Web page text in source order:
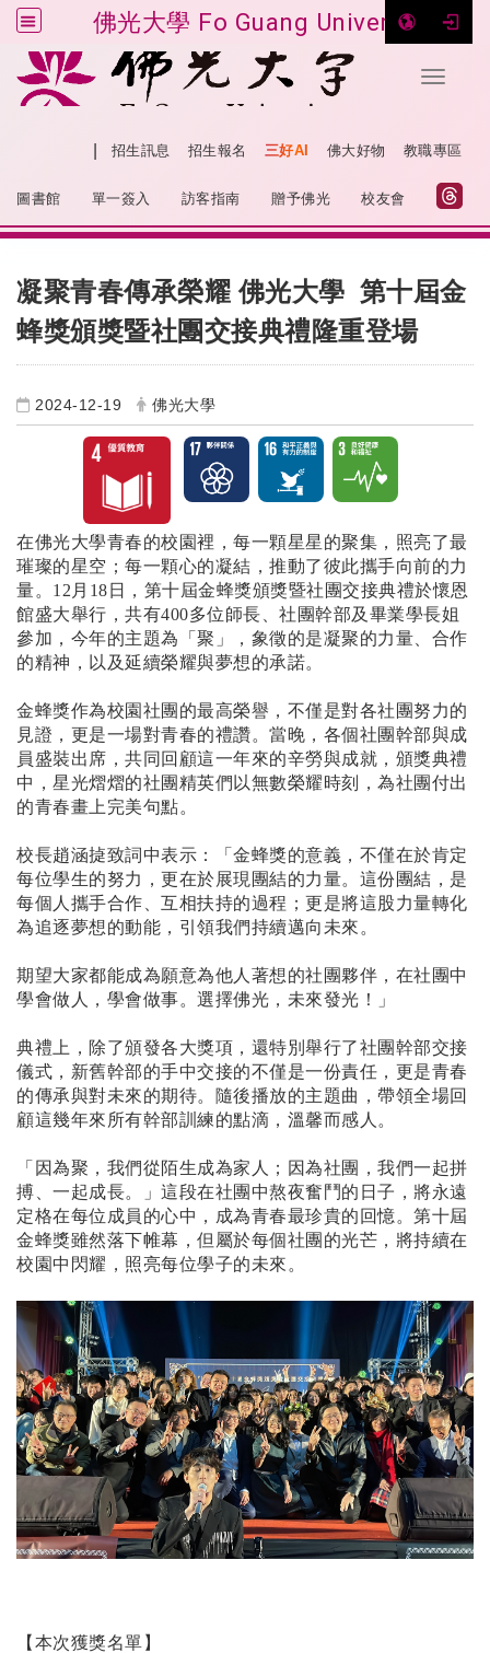
佛光大學 Fo Guang University
Toggle
跳到主要內容
招生訊息 招生報名 三好AI 佛大好物 教職專區
圖書館 單一簽入 訪客指南 贈予佛光 校友會
凝聚青春傳承榮耀 佛光大學 第十屆金
蜂獎頒獎暨社團交接典禮隆重登場
2024-12-19 佛光大學
在佛光大學青春的校園裡，每一顆星星的聚集，照亮了最
璀璨的星空；每一顆心的凝結，推動了彼此攜手向前的力
量。12月18日，第十屆金蜂獎頒獎暨社團交接典禮於懷恩
館盛大舉行，共有400多位師長、社團幹部及畢業學長姐
參加，今年的主題為「聚」，象徵的是凝聚的力量、合作
的精神，以及延續榮耀與夢想的承諾。
金蜂獎作為校園社團的最高榮譽，不僅是對各社團努力的
見證，更是一場對青春的禮讚。當晚，各個社團幹部與成
員盛裝出席，共同回顧這一年來的辛勞與成就，頒獎典禮
中，星光熠熠的社團精英們以無數榮耀時刻，為社團付出
的青春畫上完美句點。
校長趙涵㨗致詞中表示：「金蜂獎的意義，不僅在於肯定
每位學生的努力，更在於展現團結的力量。這份團結，是
每個人攜手合作、互相扶持的過程；更是將這股力量轉化
為追逐夢想的動能，引領我們持續邁向未來。
期望大家都能成為願意為他人著想的社團夥伴，在社團中
學會做人，學會做事。選擇佛光，未來發光！」
典禮上，除了頒發各大獎項，還特別舉行了社團幹部交接
儀式，新舊幹部的手中交接的不僅是一份責任，更是青春
的傳承與對未來的期待。隨後播放的主題曲，帶領全場回
顧這幾年來所有幹部訓練的點滴，溫馨而感人。
「因為聚，我們從陌生成為家人；因為社團，我們一起拼
搏、一起成長。」這段在社團中熬夜奮鬥的日子，將永遠
定格在每位成員的心中，成為青春最珍貴的回憶。第十屆
金蜂獎雖然落下帷幕，但屬於每個社團的光芒，將持續在
校園中閃耀，照亮每位學子的未來。
【本次獲獎名單】